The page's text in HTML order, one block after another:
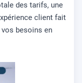
des tarifs, une
client fait
besoins en